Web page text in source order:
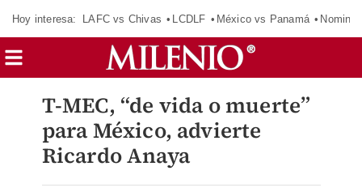
Hoy interesa: LAFC vs Chivas LCDLF México vs Panamá
T-MEC, “de vida o muerte”
para México, advierte
Ricardo Anaya